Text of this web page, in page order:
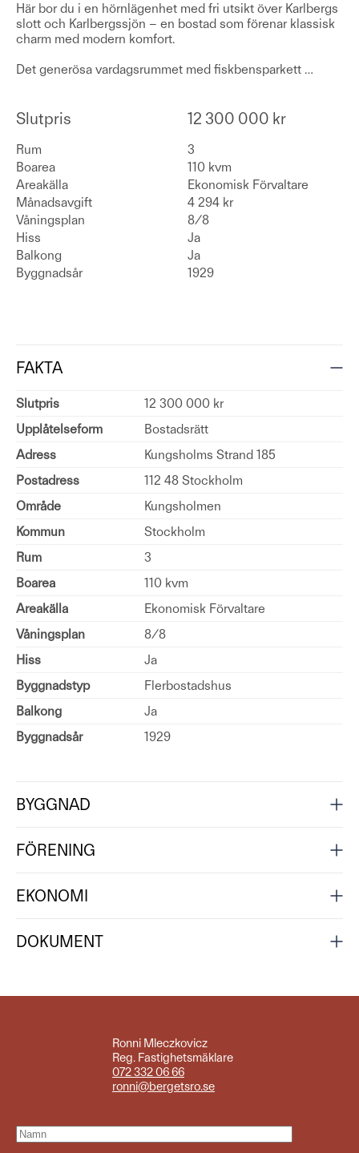
Här bor du i en hörnlägenhet med fri utsikt över Karlbergs
slott och Karlbergssjön – en bostad som förenar klassisk
charm med modern komfort.
Det generösa vardagsrummet med fiskbensparkett …
Slutpris 12 300 000 kr
Rum
3
Boarea
110 kvm
Areakälla
Ekonomisk Förvaltare
Månadsavgift
4 294 kr
Våningsplan
8/8
Hiss
Ja
Balkong
Ja
Byggnadsår
1929
FAKTA
Slutpris
12 300 000 kr
Upplåtelseform
Bostadsrätt
Adress
Kungsholms Strand 185
Postadress
112 48 Stockholm
Område
Kungsholmen
Kommun
Stockholm
Rum
3
Boarea
110 kvm
Areakälla
Ekonomisk Förvaltare
Våningsplan
8/8
Hiss
Ja
Byggnadstyp
Flerbostadshus
Balkong
Ja
Byggnadsår
1929
BYGGNAD
FÖRENING
EKONOMI
DOKUMENT
Ronni Mleczkovicz
Reg. Fastighetsmäklare
072 332 06 66
ronni@bergetsro.se